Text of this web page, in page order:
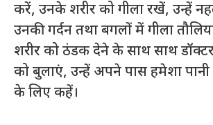
करें, उनके शरीर को गीला रखें, उन्हें
उनकी गर्दन तथा बगलों में गीला
शरीर को ठंडक देने के साथ साथ
को बुलाएं, उन्हें अपने पास हमेशा
के लिए कहें।